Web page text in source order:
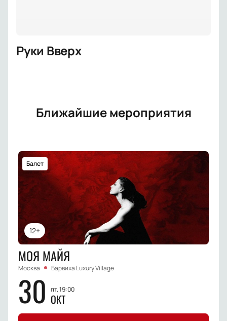
Руки Вверх
Ближайшие мероприятия
12+
Балет
МОЯ МАЙЯ
Москва Барвиха Luxury Village
30 пт, 19:00
ОКТ